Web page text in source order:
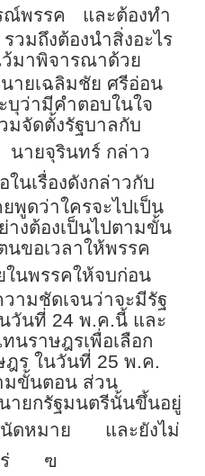
ณ์พรรค
และต้องทำ
วมถึงต้องนำสิ่งอะไร
มาพิจารณาด้วย
ายเฉลิมชัย ศรีอ่อน
บุว่ามีคำตอบในใจ
มจัดตั้งรัฐบาลกับ
นายจุรินทร์ กล่าว
ในเรื่องดังกล่าวกับ
พูดว่าใครจะไปเป็น
างต้องเป็นไปตามขั้น
นขอเวลาให้พรรค
นพรรคให้จบก่อน
ามชัดเจนว่าจะมีรัฐ
วันที่ 24 พ.ค.นี้ และ
นราษฎรเพื่อเลือก
ร ในวันที่ 25 พ.ค.
มขั้นตอน ส่วน
ายกรัฐมนตรีนั้นขึ้นอยู่
ดหมาย
และยังไม่
ฃ